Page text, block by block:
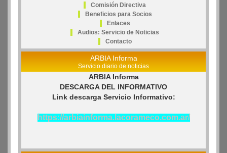
Comisión Directiva
Beneficios para Socios
Enlaces
Audios: Servicio de Noticias
Contacto
ARBIA Informa
Servicio diario de noticias
ARBIA Informa
DESCARGA DEL INFORMATIVO
Link descarga Servicio Informativo:
https://arbiainforma.lacorameco.com.ar/